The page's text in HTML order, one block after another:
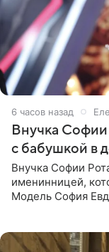
6 часов назад
Внучка Софии
с бабушкой в
Внучка Софии
именинницей,
Модель София